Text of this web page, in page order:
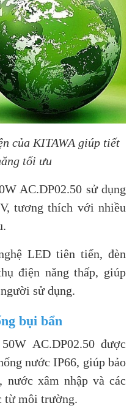
của KITAWA giúp tiết
tối ưu
AC.DP02.50 sử dụng
tương thích với nhiều
LED tiên tiến, đèn
điện năng thấp, giúp
sử dụng.
bụi bẩn
AC.DP02.50 được
nước IP66, giúp bảo
nước xâm nhập và các
từ môi trường.